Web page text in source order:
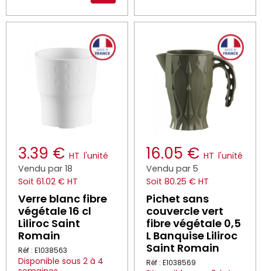
3.39 € HT l'unité
Vendu par 18
Soit 61.02 € HT
Verre blanc fibre
végétale 16 cl
Liliroc Saint
Romain
Réf : E1038563
Disponible sous 2 à 4
16.05 € HT l'unité
Vendu par 5
Soit 80.25 € HT
Pichet sans
couvercle vert
fibre végétale 0,5
L Banquise Liliroc
Saint Romain
Réf : E1038569